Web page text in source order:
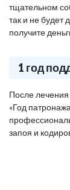
тщательном
так и не будет
получите
1 год
После лечения
«Год
запоя и